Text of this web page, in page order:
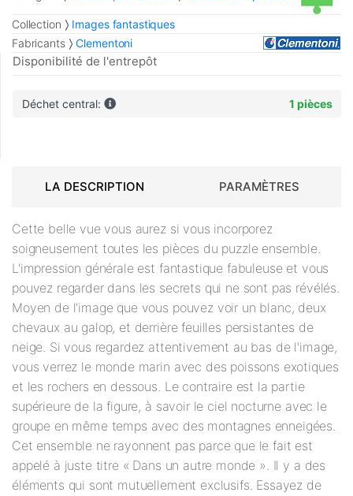
Collection
Images fantastiques
Fabricants
Clementoni
Disponibilité de l'entrepôt
Déchet central: 1 pièces
LA DESCRIPTION PARAMÈTRES
Cette belle vue vous aurez si vous incorporez
soigneusement toutes les pièces du puzzle ensemble.
L'impression générale est fantastique fabuleuse et vous
pouvez regarder dans les secrets qui ne sont pas révélés.
Moyen de l'image que vous pouvez voir un blanc, deux
chevaux au galop, et derrière feuilles persistantes de
neige. Si vous regardez attentivement au bas de l'image,
vous verrez le monde marin avec des poissons exotiques
et les rochers en dessous. Le contraire est la partie
supérieure de la figure, à savoir le ciel nocturne avec le
groupe en même temps avec des montagnes enneigées.
Cet ensemble ne rayonnent pas parce que le fait est
appelé à juste titre « Dans un autre monde ». Il y a des
éléments qui sont mutuellement exclusifs. Essayez de